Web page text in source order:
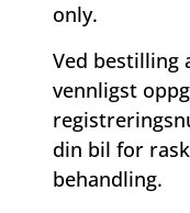
only.
Ved bestilling
vennligst
din bil for
behandling.